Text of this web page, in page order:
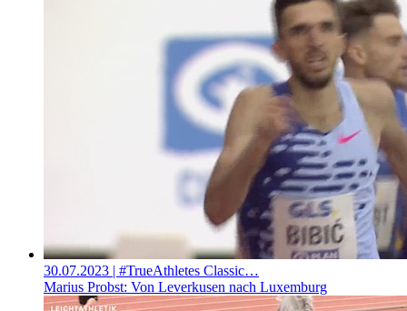
30.07.2023 | #TrueAthletes Classic…
Marius Probst: Von Leverkusen nach Luxemburg